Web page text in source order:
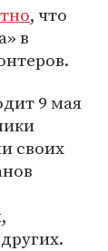
, что
в
9 мая
своих